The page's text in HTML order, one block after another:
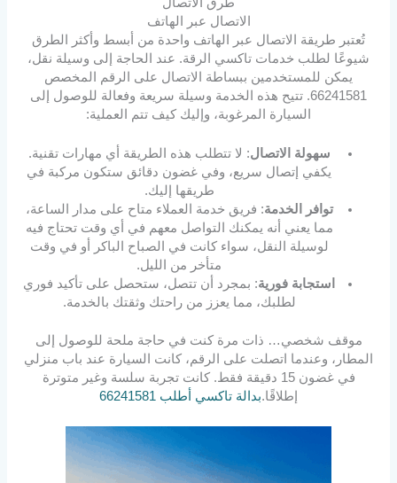
الاتصال عبر الهاتف
تُعتبر طريقة الاتصال عبر الهاتف واحدة من أبسط وأكثر الطرق
شيوعًا لطلب خدمات تاكسي الرقة. عند الحاجة إلى وسيلة نقل،
يمكن للمستخدمين ببساطة الاتصال على الرقم المخصص
66241581. تتيح هذه الخدمة وسيلة سريعة وفعالة للوصول إلى
السيارة المرغوبة، وإليك كيف تتم العملية:
سهولة الاتصال: لا تتطلب هذه الطريقة أي مهارات تقنية.
يكفي إتصال سريع، وفي غضون دقائق ستكون مركبة في
طريقها إليك.
توافر الخدمة: فريق خدمة العملاء متاح على مدار الساعة،
مما يعني أنه يمكنك التواصل معهم في أي وقت تحتاج فيه
لوسيلة النقل، سواء كانت في الصباح الباكر أو في وقت
متأخر من الليل.
استجابة فورية: بمجرد أن تتصل، ستحصل على تأكيد فوري
لطلبك، مما يعزز من راحتك وثقتك بالخدمة.
موقف شخصي… ذات مرة كنت في حاجة ملحة للوصول إلى
المطار، وعندما اتصلت على الرقم، كانت السيارة عند باب منزلي
في غضون 15 دقيقة فقط. كانت تجربة سلسة وغير متوترة
إطلاقًا.بدالة تاكسي أطلب 66241581